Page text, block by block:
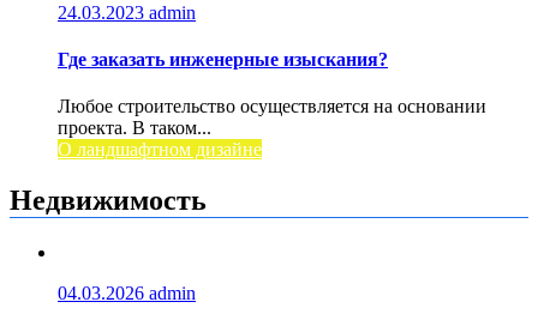
24.03.2023 admin
Где заказать инженерные изыскания?
Любое строительство осуществляется на основании
проекта. В таком...
О ландшафтном дизайне
Недвижимость
04.03.2026 admin